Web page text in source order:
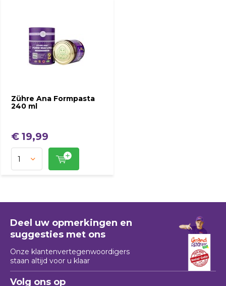
Zühre Ana Formpasta
240 ml
€ 19,99
Deel uw opmerkingen en
suggesties met ons
Onze klantenvertegenwoordigers
staan ​​altijd voor u klaar
Volg ons op